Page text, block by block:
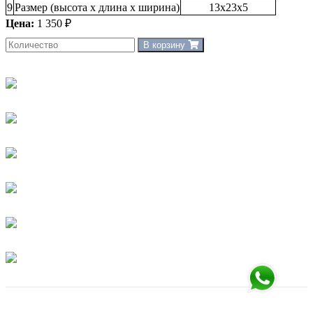
9Размер (высота х длина х ширина)
13х23х5
Цена: 1 350 ₽
В корзину